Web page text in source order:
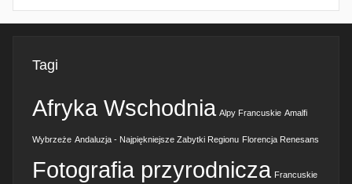
Tagi
Afryka Wschodnia Alpy Francuskie Amalfi
Wybrzeże Andaluzja - Najpiękniejsze Zabytki Regionu Florencja Renesans
Fotografia przyrodnicza Francuskie